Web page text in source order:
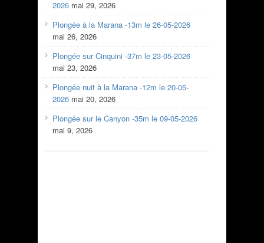
2026 mai 29, 2026
Plongée à la Marana -13m le 26-05-2026
mai 26, 2026
Plongée sur Cinquini -37m le 23-05-2026
mai 23, 2026
Plongée nuit à la Marana -12m le 20-05-
2026 mai 20, 2026
Plongée sur le Canyon -35m le 09-05-2026
mai 9, 2026